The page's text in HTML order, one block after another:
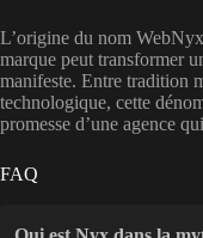
L’origine du nom
marque peut transformer
manifeste. Entre tradition
technologique, cette
promesse d’une agence
FAQ